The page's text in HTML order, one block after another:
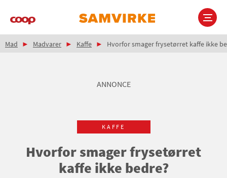
Main
Brødkrumme
Mad Madvarer Kaffe Hvorfor smager frysetørret kaffe ikke
ANNONCE
KAFFE
Hvorfor smager frysetørret
kaffe ikke bedre?